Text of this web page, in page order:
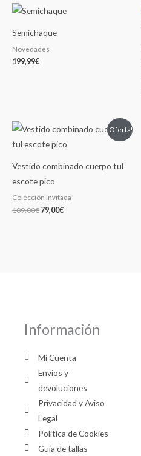
Semichaque
Novedades
199,99€
¡Oferta!
Vestido combinado cuerpo tul
escote pico
Colección Invitada
109,00€
El
precio
original
109,00€.
79,00€
El
precio
actual
79,00€.
Información
Mi Cuenta
Envíos y
devoluciones
Privacidad y Aviso
Legal
Política de Cookies
Guía de tallas